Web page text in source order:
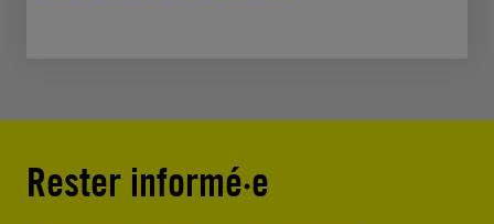
Rester informé·e